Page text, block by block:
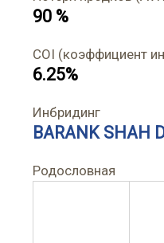
90 %
COI (коэффициент
6.25%
Инбридинг
BARANK SHAH
Родословная